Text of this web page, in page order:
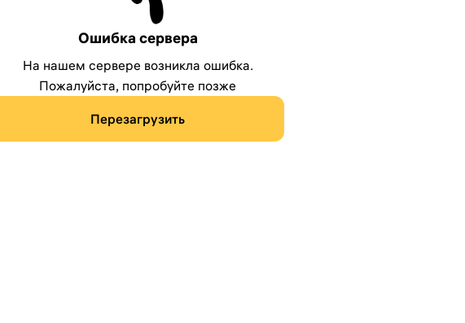
Ошибка сервера
На нашем сервере возникла ошибка.
Пожалуйста, попробуйте позже
Перезагрузить